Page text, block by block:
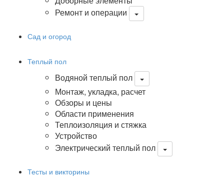
Ремонт и операции
Сад и огород
Теплый пол
Водяной теплый пол
Монтаж, укладка, расчет
Обзоры и цены
Области применения
Теплоизоляция и стяжка
Устройство
Электрический теплый пол
Тесты и викторины